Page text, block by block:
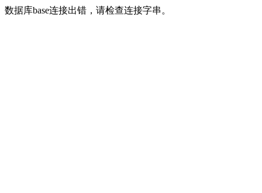
数据库base连接出错，请检查连接字串。